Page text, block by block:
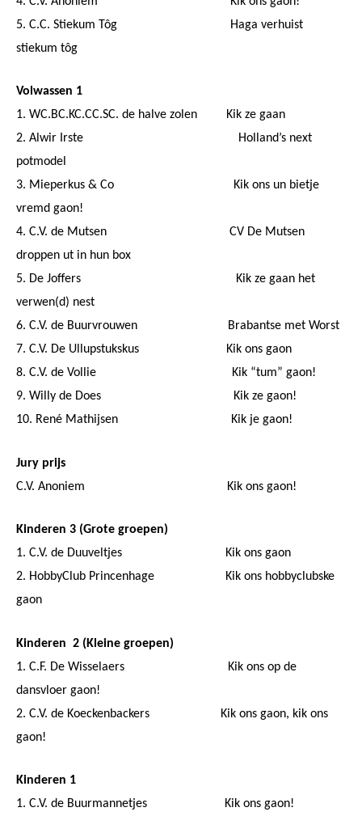
5. C.C. Stiekum Tôg Haga verhuist
stiekum tôg
Volwassen 1
1. WC.BC.KC.CC.SC. de halve zolen Kik ze gaan
2. Alwir Irste Holland’s next
potmodel
3. Mieperkus & Co Kik ons un bietje
vremd gaon!
4. C.V. de Mutsen CV De Mutsen
droppen ut in hun box
5. De Joffers Kik ze gaan het
verwen(d) nest
6. C.V. de Buurvrouwen Brabantse met Worst
7. C.V. De Ullupstukskus Kik ons gaon
8. C.V. de Vollie Kik “tum” gaon!
9. Willy de Does Kik ze gaon!
10. René Mathijsen Kik je gaon!
Jury prijs
C.V. Anoniem Kik ons gaon!
Kinderen 3 (Grote groepen)
1. C.V. de Duuveltjes Kik ons gaon
2. HobbyClub Princenhage Kik ons hobbyclubske
gaon
Kinderen 2 (Kleine groepen)
1. C.F. De Wisselaers Kik ons op de
dansvloer gaon!
2. C.V. de Koeckenbackers Kik ons gaon, kik ons
gaon!
Kinderen 1
1. C.V. de Buurmannetjes Kik ons gaon!